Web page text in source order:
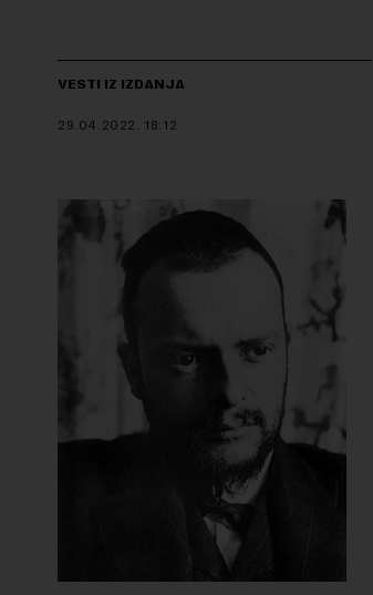
VESTI IZ IZDANJA
29.04.2022. 18:12